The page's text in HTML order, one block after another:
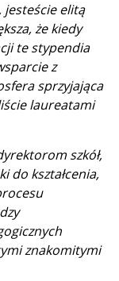
jesteście elitą
że kiedy
te stypendia
z
sprzyjająca
laureatami
szkół,
do kształcenia,
znakomitymi